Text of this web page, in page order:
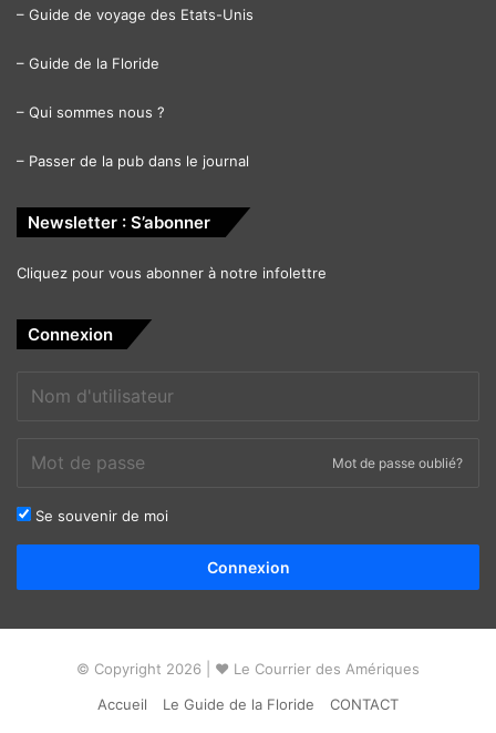
– Guide de voyage des Etats-Unis
– Guide de la Floride
– Qui sommes nous ?
– Passer de la pub dans le journal
Newsletter : S’abonner
Cliquez pour vous abonner à notre infolettre
Connexion
Mot de passe oublié?
Se souvenir de moi
Connexion
© Copyright 2026 | ❤ Le Courrier des Amériques
Accueil
Le Guide de la Floride CONTACT